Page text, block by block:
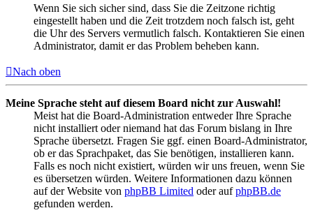
Wenn Sie sich sicher sind, dass Sie die Zeitzone richtig
eingestellt haben und die Zeit trotzdem noch falsch ist, geht
die Uhr des Servers vermutlich falsch. Kontaktieren Sie einen
Administrator, damit er das Problem beheben kann.
Nach oben
Meine Sprache steht auf diesem Board nicht zur Auswahl!
Meist hat die Board-Administration entweder Ihre Sprache
nicht installiert oder niemand hat das Forum bislang in Ihre
Sprache übersetzt. Fragen Sie ggf. einen Board-Administrator,
ob er das Sprachpaket, das Sie benötigen, installieren kann.
Falls es noch nicht existiert, würden wir uns freuen, wenn Sie
es übersetzen würden. Weitere Informationen dazu können
auf der Website von phpBB Limited oder aufphpBB.de
gefunden werden.